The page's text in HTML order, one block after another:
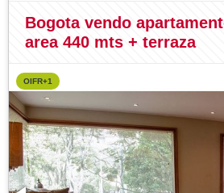
Bogota vendo
area 440 mts + terraza
OIFR+1